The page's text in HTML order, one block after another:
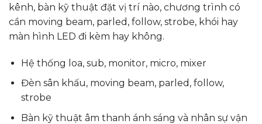
kênh, bàn kỹ thuật đặt vị trí nào, chương trình có
cần moving beam, parled, follow, strobe, khói hay
màn hình LED đi kèm hay không.
Hệ thống loa, sub, monitor, micro, mixer
Đèn sân khấu, moving beam, parled, follow,
strobe
Bàn kỹ thuật âm thanh ánh sáng và nhân sự vận